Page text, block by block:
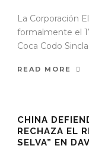
La Corporación
formalmente el
Coca Codo
READ MORE
CHINA
RECHAZA EL
SELVA” EN